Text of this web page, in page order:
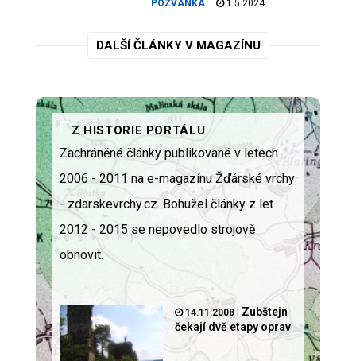
POZVÁNKA 1.5.2024
DALŠÍ ČLÁNKY V MAGAZÍNU
Z HISTORIE PORTÁLU
Zachráněné články publikované v letech
2006 - 2011 na e-magazínu Žďárské vrchy
- zdarskevrchy.cz. Bohužel články z let
2012 - 2015 se nepovedlo strojově
obnovit.
14.11.2008| Zubštejn
čekají dvě etapy oprav